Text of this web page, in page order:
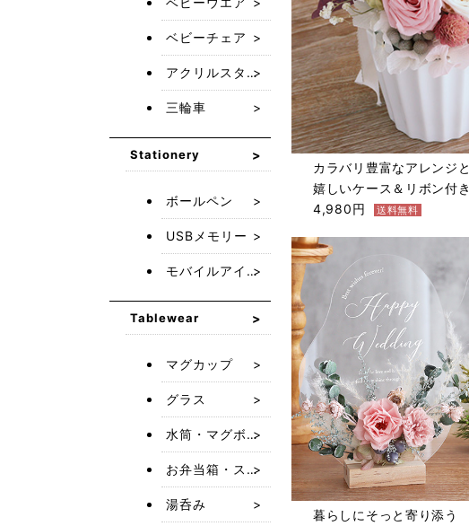
カラバリ豊富なアレンジと
嬉しいケース＆リボン付き
4,980円
送料無料
暮らしにそっと寄り添う
ベビーチェア
アクリルスタンド キーホルダー
三輪車
Stationery
ボールペン
USBメモリー
モバイルアイテム
Tablewear
マグカップ
グラス
水筒・マグボトル
お弁当箱・スープジャー
湯呑み